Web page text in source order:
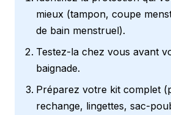
mieux (tampon, coupe
de bain menstruel).
Testez-la chez vous avant
baignade.
Préparez votre kit complet
rechange, lingettes, sac-